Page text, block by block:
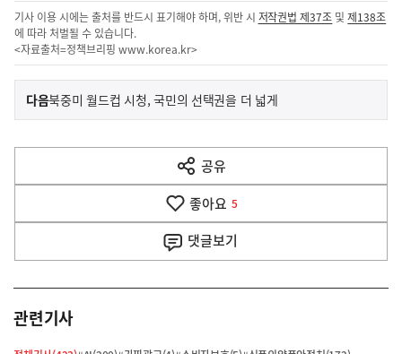
기사 이용 시에는 출처를 반드시 표기해야 하며, 위반 시 저작권법 제37조 및제138조
에 따라 처벌될 수 있습니다.
<자료출처=정책브리핑 www.korea.kr>
이
전
다
음
다음기
북중미 월드컵 시청, 국민의 선택권을 더 넓게
공유
열
기
좋아요 5
댓글보기
관련기사